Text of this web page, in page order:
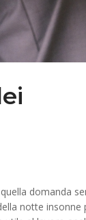
domanda
notte